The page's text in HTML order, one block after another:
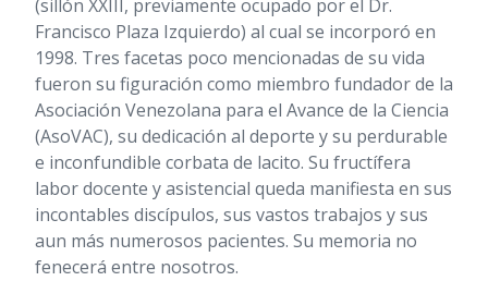
(sillón XXIII, previamente ocupado por el Dr.
Francisco Plaza Izquierdo) al cual se incorporó en
1998. Tres facetas poco mencionadas de su vida
fueron su figuración como miembro fundador de la
Asociación Venezolana para el Avance de la Ciencia
(AsoVAC), su dedicación al deporte y su perdurable
e inconfundible corbata de lacito. Su fructífera
labor docente y asistencial queda manifiesta en sus
incontables discípulos, sus vastos trabajos y sus
aun más numerosos pacientes. Su memoria no
fenecerá entre nosotros.